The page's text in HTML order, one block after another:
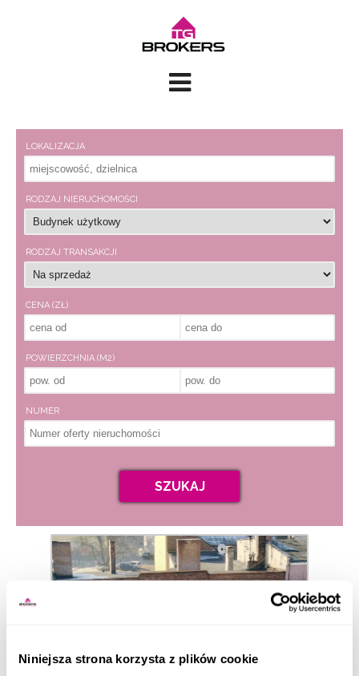
Niniejsza strona korzysta z plików cookie
LOKALIZACJA
RODZAJ NIERUCHOMOŚCI
RODZAJ TRANSAKCJI
CENA (ZŁ)
POWIERZCHNIA (M2)
NUMER
SZUKAJ